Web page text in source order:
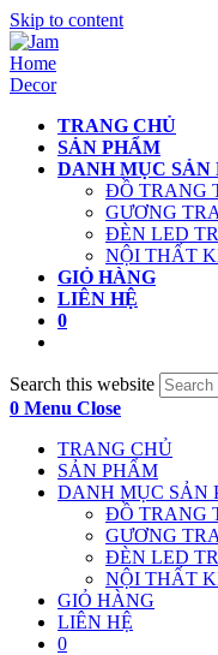
Skip to content
TRANG CHỦ
SẢN PHẨM
DANH MỤC SẢN
ĐỒ TRANG
GƯƠNG
ĐÈN LED
NỘI THẤT
GIỎ HÀNG
LIÊN HỆ
0
Search this website
0 Menu Close
TRANG CHỦ
SẢN PHẨM
DANH MỤC SẢN
ĐỒ TRANG
GƯƠNG
ĐÈN LED
NỘI THẤT
GIỎ HÀNG
LIÊN HỆ
0